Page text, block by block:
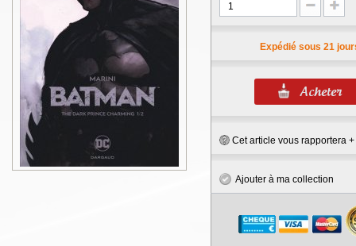
Expédié sous 21
Cet article vous rapportera +
Ajouter à ma collection